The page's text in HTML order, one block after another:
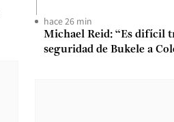
hace 26 min
Michael Reid: “Es difícil
seguridad de Bukele a